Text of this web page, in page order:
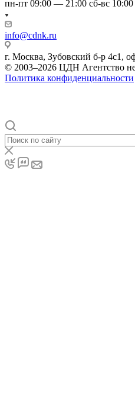
пн-пт 09:00 — 21:00 сб-вс
info@cdnk.ru
г. Москва, Зубовский б-р 4с1,
© 2003–2026 ЦДН Агентство
Политика конфиденциальности